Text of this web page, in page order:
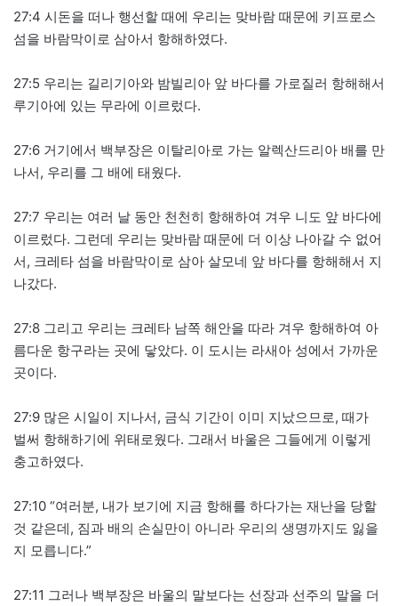
27:4 시돈을 떠나 행선할 때에 우리는 맞바람 때문에 키프로스
섬을 바람막이로 삼아서 항해하였다.
27:5 우리는 길리기아와 밤빌리아 앞 바다를 가로질러 항해해서
루기아에 있는 무라에 이르렀다.
27:6 거기에서 백부장은 이탈리아로 가는 알렉산드리아 배를 만
나서, 우리를 그 배에 태웠다.
27:7 우리는 여러 날 동안 천천히 항해하여 겨우 니도 앞 바다에
이르렀다. 그런데 우리는 맞바람 때문에 더 이상 나아갈 수 없어
서, 크레타 섬을 바람막이로 삼아 살모네 앞 바다를 항해해서 지
나갔다.
27:8 그리고 우리는 크레타 남쪽 해안을 따라 겨우 항해하여 아
름다운 항구라는 곳에 닿았다. 이 도시는 라새아 성에서 가까운
곳이다.
27:9 많은 시일이 지나서, 금식 기간이 이미 지났으므로, 때가
벌써 항해하기에 위태로웠다. 그래서 바울은 그들에게 이렇게
충고하였다.
27:10 “여러분, 내가 보기에 지금 항해를 하다가는 재난을 당할
것 같은데, 짐과 배의 손실만이 아니라 우리의 생명까지도 잃을
지 모릅니다.”
27:11 그러나 백부장은 바울의 말보다는 선장과 선주의 말을 더